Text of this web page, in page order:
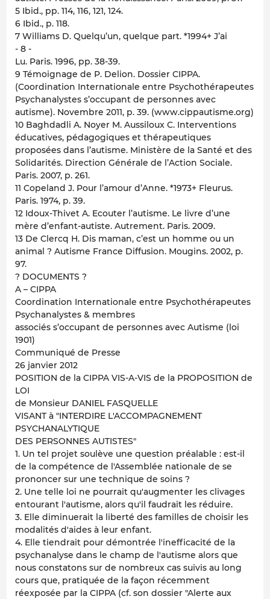
5 Ibid., pp. 114, 116, 121, 124.
6 Ibid., p. 118.
7 Williams D. Quelqu’un, quelque part. *1994+ J’ai
- 8 -
Lu. Paris. 1996, pp. 38-39.
9 Témoignage de P. Delion. Dossier CIPPA.
(Coordination Internationale entre Psychothérapeutes
Psychanalystes s’occupant de personnes avec
autisme). Novembre 2011, p. 39. (www.cippautisme.org)
10 Baghdadli A. Noyer M. Aussiloux C. Interventions
éducatives, pédagogiques et thérapeutiques
proposées dans l’autisme. Ministère de la Santé et des
Solidarités. Direction Générale de l’Action Sociale.
Paris. 2007, p. 261.
11 Copeland J. Pour l’amour d’Anne. *1973+ Fleurus.
Paris. 1974, p. 39.
12 Idoux-Thivet A. Ecouter l’autisme. Le livre d’une
mère d’enfant-autiste. Autrement. Paris. 2009.
13 De Clercq H. Dis maman, c’est un homme ou un
animal ? Autisme France Diffusion. Mougins. 2002, p.
97.
? DOCUMENTS ?
A – CIPPA
Coordination Internationale entre Psychothérapeutes
Psychanalystes & membres
associés s’occupant de personnes avec Autisme (loi
1901)
Communiqué de Presse
26 janvier 2012
POSITION de la CIPPA VIS-A-VIS de la PROPOSITION de
LOI
de Monsieur DANIEL FASQUELLE
VISANT à "INTERDIRE L'ACCOMPAGNEMENT
PSYCHANALYTIQUE
DES PERSONNES AUTISTES"
1. Un tel projet soulève une question préalable : est-il
de la compétence de l'Assemblée nationale de se
prononcer sur une technique de soins ?
2. Une telle loi ne pourrait qu'augmenter les clivages
entourant l'autisme, alors qu'il faudrait les réduire.
3. Elle diminuerait la liberté des familles de choisir les
modalités d'aides à leur enfant.
4. Elle tiendrait pour démontrée l'inefficacité de la
psychanalyse dans le champ de l'autisme alors que
nous constatons sur de nombreux cas suivis au long
cours que, pratiquée de la façon récemment
réexposée par la CIPPA (cf. son dossier "Alerte aux